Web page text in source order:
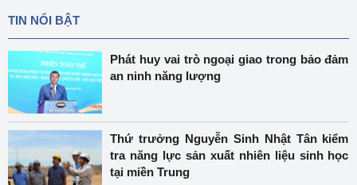
TIN NỔI BẬT
Phát huy vai trò ngoại giao trong bảo đảm
an ninh năng lượng
Thứ trưởng Nguyễn Sinh Nhật Tân kiểm
tra năng lực sản xuất nhiên liệu sinh học
tại miền Trung